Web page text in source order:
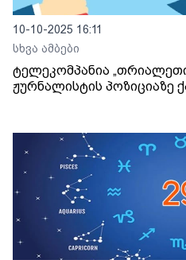
10-10-2025 16:11
სხვა ამბები
ტელეკომპანია
ჟურნალისტის პოზიციაზე